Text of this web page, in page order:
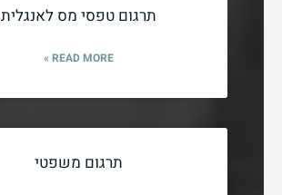
תרגום טפסי מס לאנגלית
READ MORE »
תרגום משפטי